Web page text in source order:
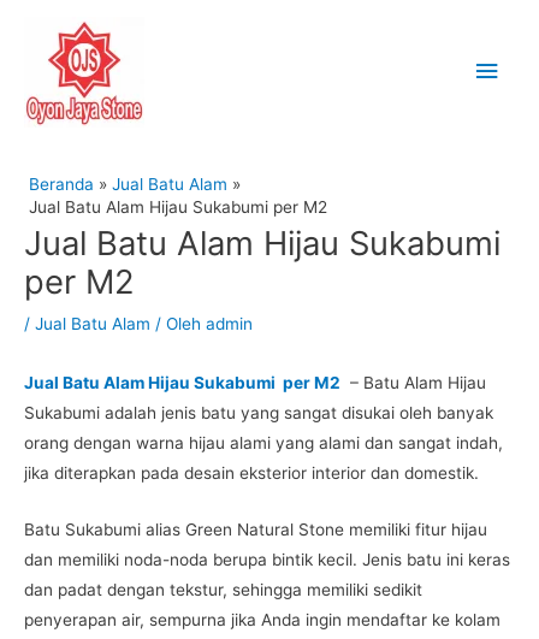
Beranda
Jual Batu Alam
Jual Batu Alam Hijau Sukabumi per M2
Jual Batu Alam Hijau Sukabumi
per M2
/ Jual Batu Alam / Oleh admin
Jual Batu Alam Hijau Sukabumi per M2 – Batu Alam Hijau
Sukabumi adalah jenis batu yang sangat disukai oleh banyak
orang dengan warna hijau alami yang alami dan sangat indah,
jika diterapkan pada desain eksterior interior dan domestik.
Batu Sukabumi alias Green Natural Stone memiliki fitur hijau
dan memiliki noda-noda berupa bintik kecil. Jenis batu ini keras
dan padat dengan tekstur, sehingga memiliki sedikit
penyerapan air, sempurna jika Anda ingin mendaftar ke kolam